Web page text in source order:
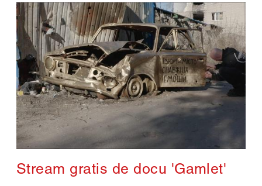
Stream gratis de docu 'Gamlet'